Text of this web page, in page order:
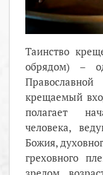
Таинство
обрядом) –
крещаемый
полагает
человека,
Божия,
греховного